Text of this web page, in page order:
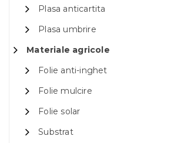
Plasa anticartita
Plasa umbrire
Materiale agricole
Folie anti-inghet
Folie mulcire
Folie solar
Substrat